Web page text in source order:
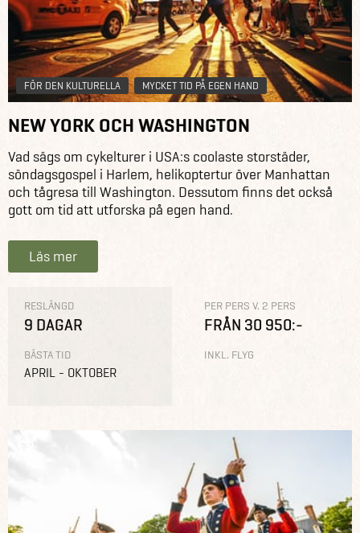
FÖR DEN KULTURELLA MYCKET TID PÅ EGEN HAND
NEW YORK OCH WASHINGTON
Vad sägs om cykelturer i USA:s coolaste storstäder,
söndagsgospel i Harlem, helikoptertur över Manhattan
och tågresa till Washington. Dessutom finns det också
gott om tid att utforska på egen hand.
Läs mer
RESLÄNGD
9 DAGAR
BÄSTA TID
APRIL - OKTOBER
PER PERS V. 2 PERS
FRÅN 30 950:-
INKL. FLYG